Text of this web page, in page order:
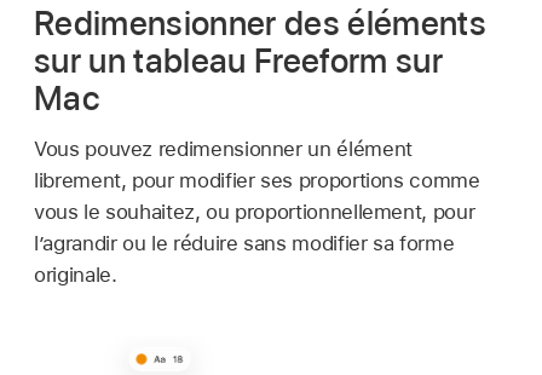
Redimensionner des éléments
sur un tableau Freeform sur
Mac
Vous pouvez redimensionner un élément
librement, pour modifier ses proportions comme
vous le souhaitez, ou proportionnellement, pour
l’agrandir ou le réduire sans modifier sa forme
originale.